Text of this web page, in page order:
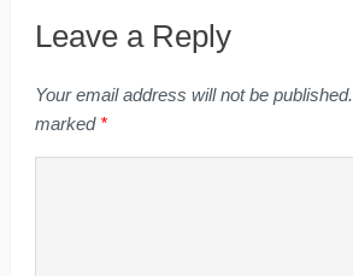
Leave a Reply
Your email address will not be published.
marked *